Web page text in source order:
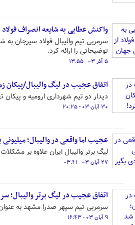
واکنش عطایی به شایعه انصراف
سرمربی تیم والیبال فولاد سیرجان
توضیحاتی را ارائه کرد.
۵ آذر ۰۳ - ۱۳:۵۵
اتفاق عجیب در لیگ والیبال/‌پیکان
دیدار دو تیم شهرداری ارومیه و
۳۰ آبان ۰۳ - ۲۰:۲۵
عجیب اما واقعی در والیبال؛ میلیونی
لیگ برتر والیبال ایران علاوه بر
۲۷ آبان ۰۳ - ۰۳:۴۱
اتفاق عجیب در لیگ برتر
سرمربی تیم سپهر صدرا مشهد به
۹ آبان ۰۳ - ۱۶:۴۳